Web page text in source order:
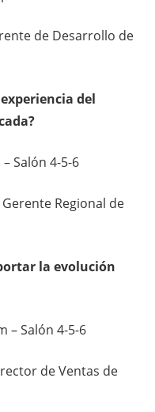
de Desarrollo de
del
Salón 4-5-6
Regional de
la evolución
– Salón 4-5-6
de Ventas de